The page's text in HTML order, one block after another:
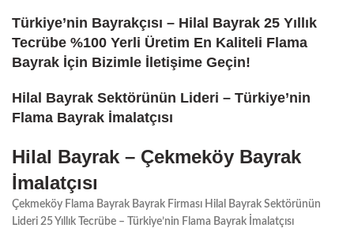
Türkiye’nin Bayrakçısı – Hilal Bayrak 25 Yıllık
Tecrübe %100 Yerli Üretim En Kaliteli Flama
Bayrak İçin Bizimle İletişime Geçin!
Hilal Bayrak Sektörünün Lideri – Türkiye’nin
Flama Bayrak İmalatçısı
Hilal Bayrak – Çekmeköy Bayrak
İmalatçısı
Çekmeköy Flama Bayrak Bayrak Firması Hilal Bayrak Sektörünün
Lideri 25 Yıllık Tecrübe – Türkiye’nin Flama Bayrak İmalatçısı